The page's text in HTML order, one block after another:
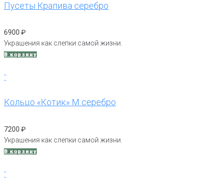
Пусеты Крапива серебро
6900 ₽
Украшения как слепки самой жизни.
В корзину
Кольцо «Котик» М серебро
7200 ₽
Украшения как слепки самой жизни.
В корзину